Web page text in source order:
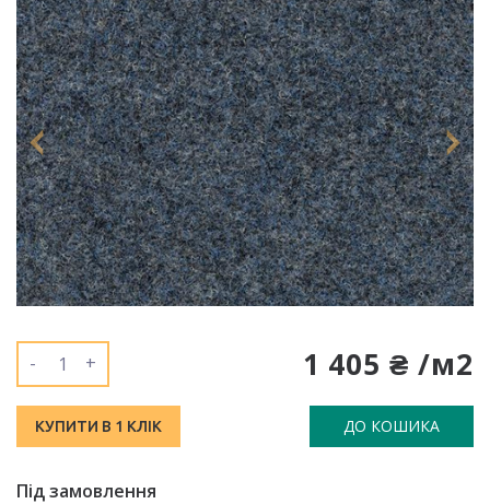
1 405 ₴ /м2
- +
КУПИТИ В 1 КЛІК ДО КОШИКА
Під замовлення